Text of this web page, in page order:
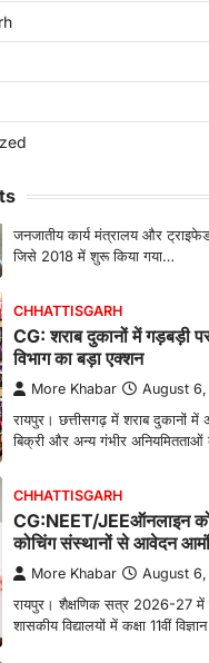
More Khabar August
CHHATTISGARH
More Khabar August
जनजातीय कार्य मंत्रालय और
जिसे 2018 में शुरू किया गया…
CHHATTISGARH
CG: शराब दुकानों में गड़बड़ी
विभाग का बड़ा एक्शन
More Khabar August
रायपुर। छत्तीसगढ़ में शराब दुकानों
बिक्री और अन्य गंभीर
CHHATTISGARH
CG:NEET/JEEऑनलाइन
कोचिंग संस्थानों से आवेदन
More Khabar August
रायपुर। शैक्षणिक सत्र 2026-27
शासकीय विद्यालयों में कक्षा 11वीं